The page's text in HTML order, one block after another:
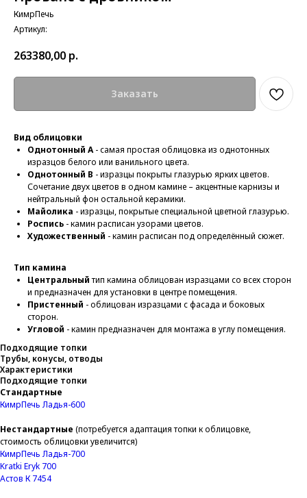
КимрПечь
Артикул:
263380,00 р.
Заказать
Вид облицовки
Однотонный А- самая простая облицовка из однотонных
изразцов белого или ванильного цвета.
Однотонный В - изразцы покрыты глазурью ярких цветов.
Сочетание двух цветов в одном камине – акцентные карнизы и
нейтральный фон остальной керамики.
Майолика - изразцы, покрытые специальной цветной глазурью.
Роспись - камин расписан узорами цветов.
Художественный - камин расписан под определённый сюжет.
Тип камина
Центральныйтип камина облицован изразцами со всех сторон
и предназначен для установки в центре помещения.
Пристенный - облицован изразцами с фасада и боковых
сторон.
Угловой - камин предназначен для монтажа в углу помещения.
Подходящие топки
Трубы, конусы, отводы
Характеристики
Подходящие топки
Стандартные
КимрПечь Ладья-600
Нестандартные (потребуется адаптация топки к облицовке,
стоимость облицовки увеличится)
КимрПечь Ладья-700
Kratki Eryk 700
Aстов К 7454